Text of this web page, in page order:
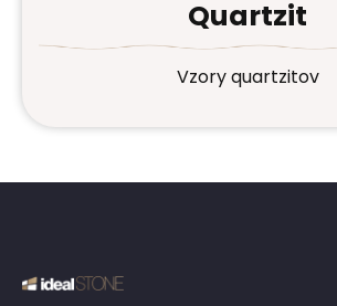
Quartzit
Vzory quartzitov